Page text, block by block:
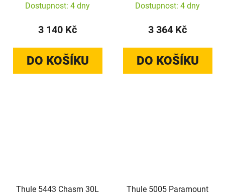
Dostupnost: 4 dny
3 140 Kč
DO KOŠÍKU
Dostupnost: 4 dny
3 364 Kč
DO KOŠÍKU
Thule 5443 Chasm 30L
Thule 5005 Paramount